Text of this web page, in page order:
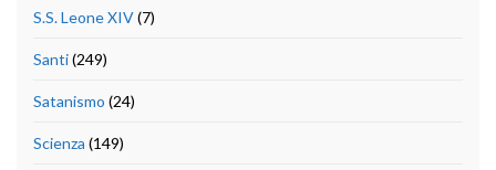
S.S. Leone XIV(7)
Santi(249)
Satanismo (24)
Scienza (149)